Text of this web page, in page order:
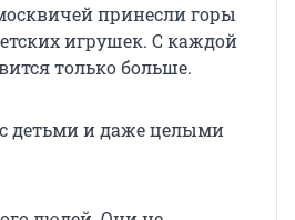
принесли горы
игрушек. С каждой
только больше.
детьми и даже целыми